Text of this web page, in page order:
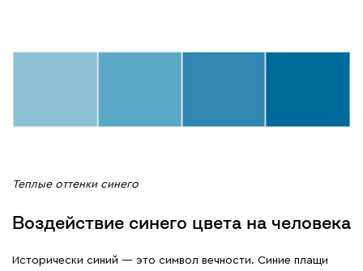
Теплые оттенки синего
Воздействие синего цвета на человека
Исторически синий — это символ вечности. Синие плащи